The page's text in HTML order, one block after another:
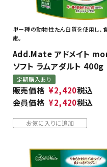
単ー種の動物性たん白質を使用し、
慮。
Add.Mate アドメイト
ソフト ラムアダルト 400g
定期購入あり
販売価格 ¥2,420税込
会員価格 ¥2,420税込
お気に入りに追加